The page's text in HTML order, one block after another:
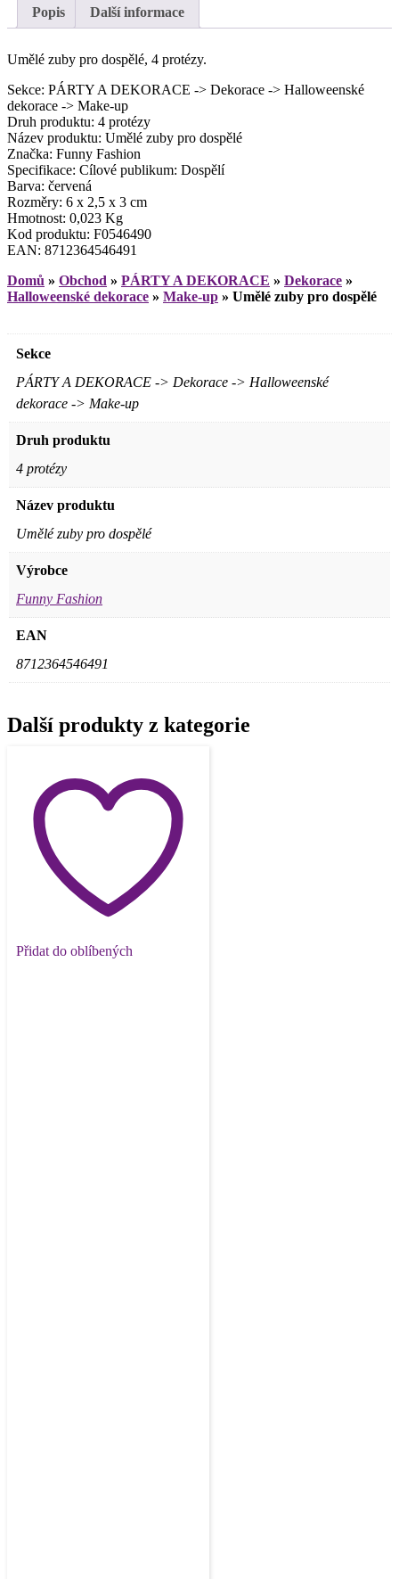
Popis Další informace
Umělé zuby pro dospělé, 4 protézy.
Sekce: PÁRTY A DEKORACE -> Dekorace -> Halloweenské
dekorace -> Make-up
Druh produktu: 4 protézy
Název produktu: Umělé zuby pro dospělé
Značka: Funny Fashion
Specifikace: Cílové publikum: Dospělí
Barva: červená
Rozměry: 6 x 2,5 x 3 cm
Hmotnost: 0,023 Kg
Kod produktu: F0546490
EAN: 8712364546491
Domů » Obchod » PÁRTY A DEKORACE » Dekorace »
Halloweenské dekorace » Make-up » Umělé zuby pro dospělé
Sekce
PÁRTY A DEKORACE -> Dekorace -> Halloweenské
dekorace -> Make-up
Druh produktu
4 protézy
Název produktu
Umělé zuby pro dospělé
Výrobce
Funny Fashion
EAN
8712364546491
Další produkty z kategorie
Přidat do oblíbených